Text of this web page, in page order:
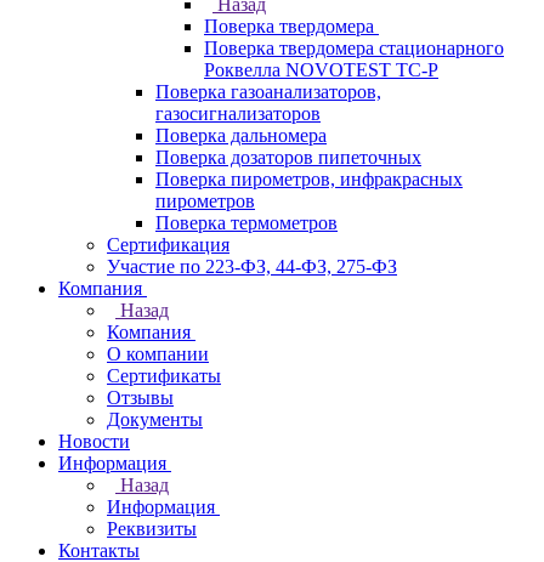
Назад
Поверка твердомера
Поверка твердомера стационарного
Роквелла NOVOTEST TС-Р
Поверка газоанализаторов,
газосигнализаторов
Поверка дальномера
Поверка дозаторов пипеточных
Поверка пирометров, инфракрасных
пирометров
Поверка термометров
Сертификация
Участие по 223-ФЗ, 44-ФЗ, 275-ФЗ
Компания
Назад
Компания
О компании
Сертификаты
Отзывы
Документы
Новости
Информация
Назад
Информация
Реквизиты
Контакты